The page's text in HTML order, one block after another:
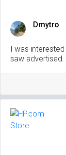
Dmytro
I was
saw advertised.